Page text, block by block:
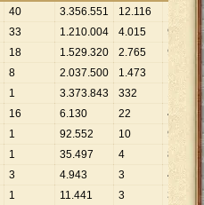
40 3.356.551 12.116
33 1.210.004 4.015 9
18 1.529.320 2.765 9
956
8 2.037.500 1.473 11
1 3.373.843 332
162
16 6.130 22 4.
1 92.552 10 9
255
1 35.497 4 8
3 4.943 3 4. 943
1 11.441 3 3
814